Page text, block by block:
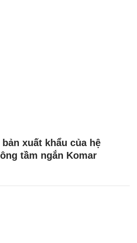
xuất khẩu của hệ
tầm ngắn Komar